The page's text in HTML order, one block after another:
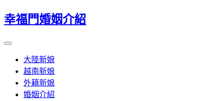
幸福門婚姻介紹
大陸新娘
越南新娘
外籍新娘
婚姻介紹